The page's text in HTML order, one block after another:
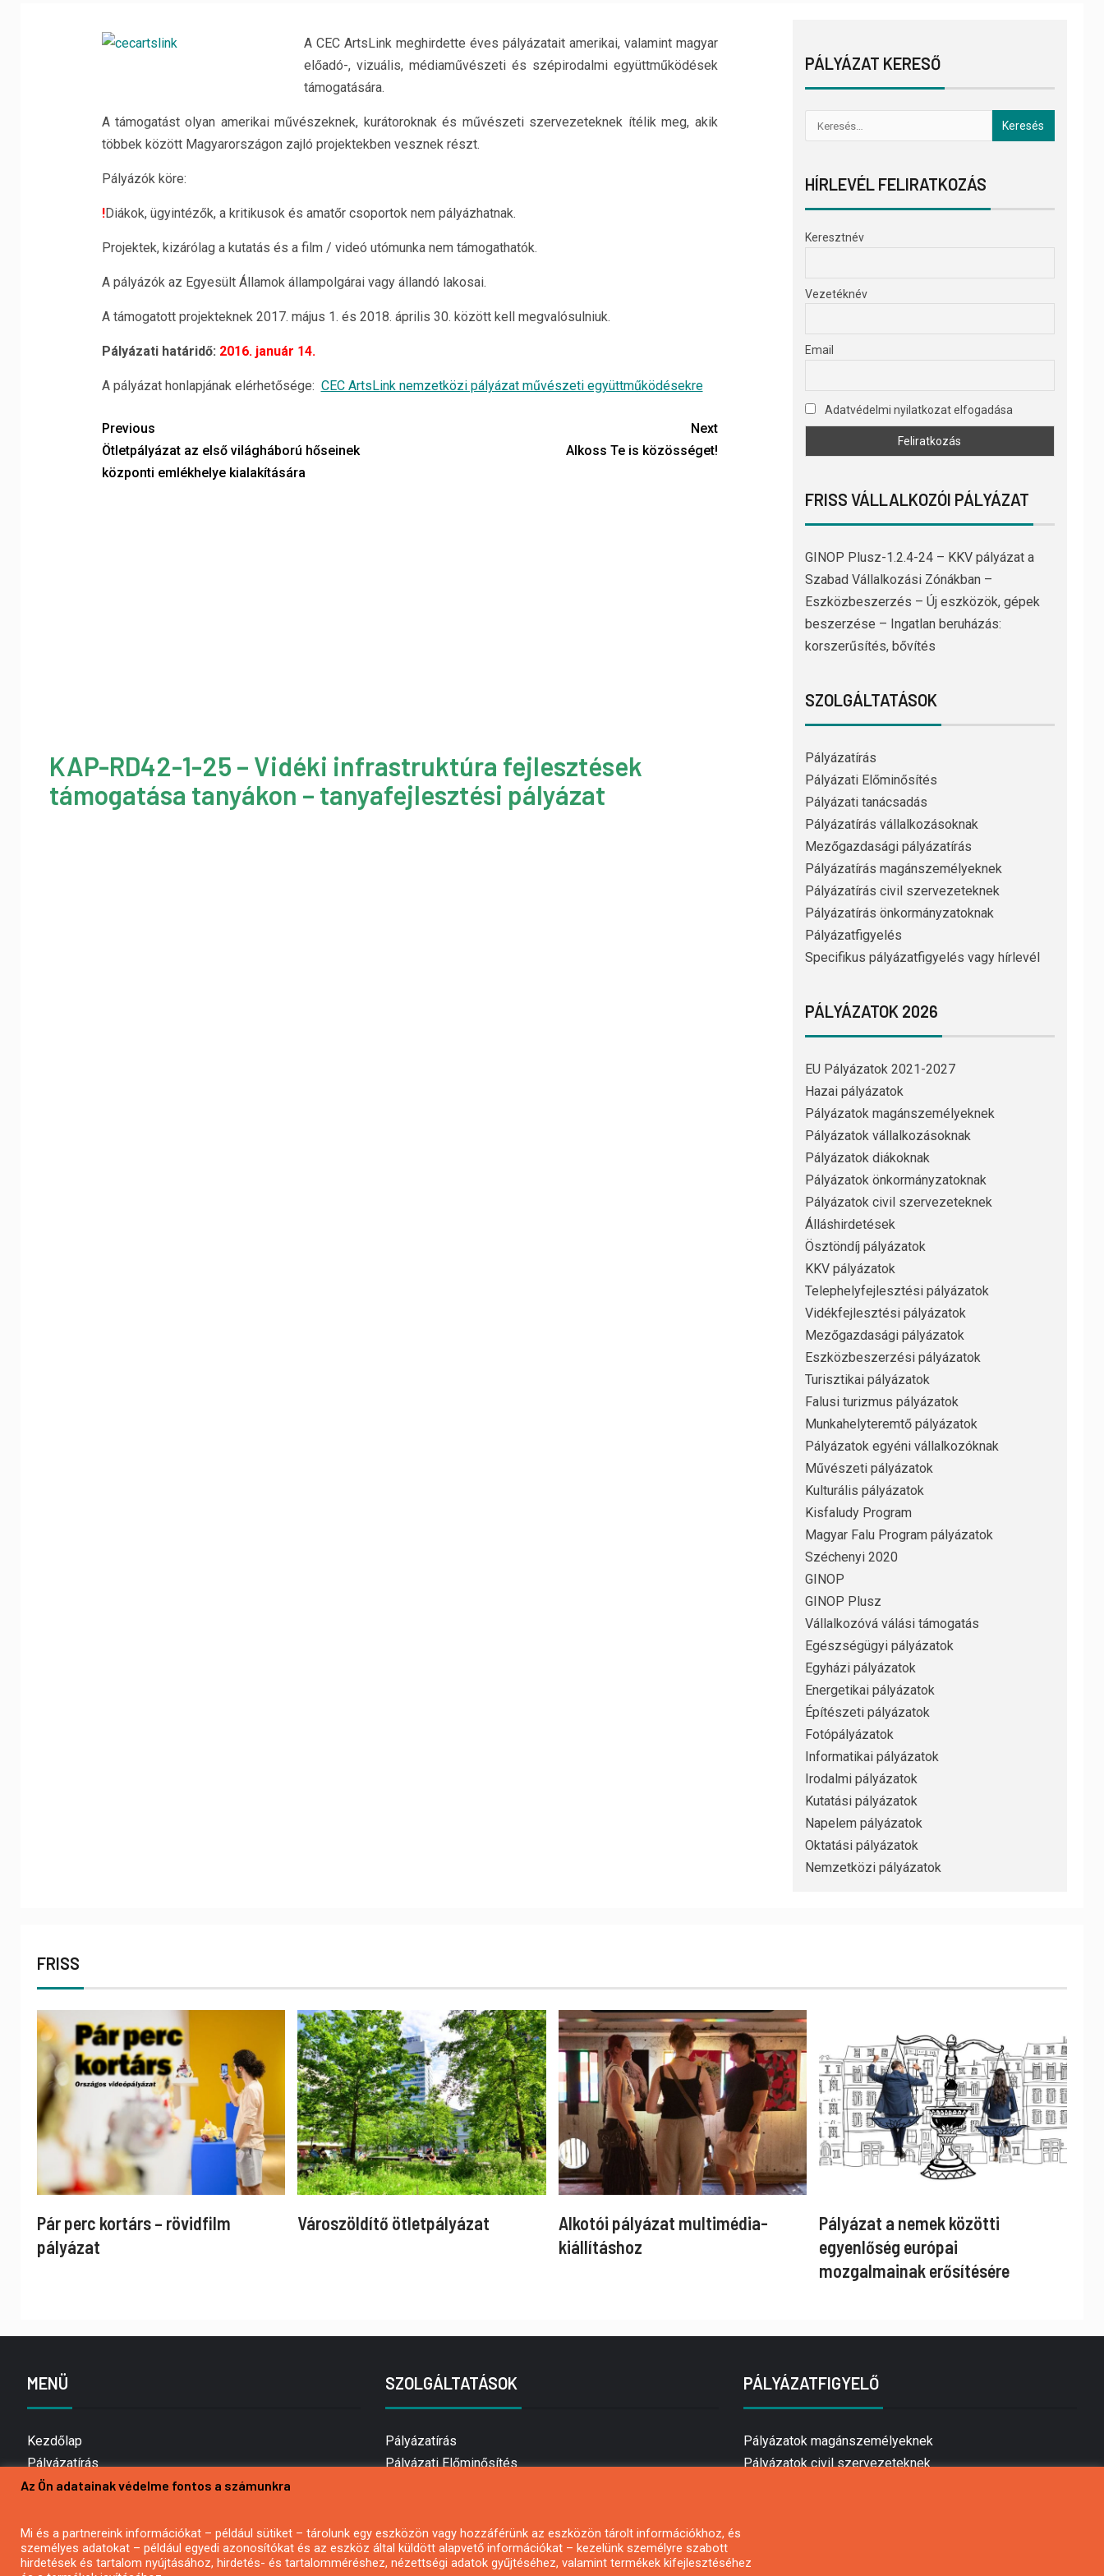
A CEC ArtsLink meghirdette éves pályázatait amerikai, valamint magyar
előadó-, vizuális, médiaművészeti és szépirodalmi együttműködések
támogatására.
A támogatást olyan amerikai művészeknek, kurátoroknak és művészeti szervezeteknek ítélik meg, akik
többek között Magyarországon zajló projektekben vesznek részt.
Pályázók köre:
!Diákok, ügyintézők, a kritikusok és amatőr csoportok nem pályázhatnak.
Projektek, kizárólag a kutatás és a film / videó utómunka nem támogathatók.
A pályázók az Egyesült Államok állampolgárai vagy állandó lakosai.
A támogatott projekteknek 2017. május 1. és 2018. április 30. között kell megvalósulniuk.
Pályázati határidő: 2016. január 14.
A pályázat honlapjának elérhetősége: CEC ArtsLink nemzetközi pályázat művészeti együttműködésekre
Previous
Ötletpályázat az első világháború hőseinek
központi emlékhelye kialakítására
Next
Alkoss Te is közösséget!
KAP-RD42-1-25 – Vidéki infrastruktúra fejlesztések
támogatása tanyákon – tanyafejlesztési pályázat
PÁLYÁZAT KERESŐ
HÍRLEVÉL FELIRATKOZÁS
Keresztnév
Vezetéknév
Email
Adatvédelmi nyilatkozat elfogadása
FRISS VÁLLALKOZÓI PÁLYÁZAT
GINOP Plusz-1.2.4-24 – KKV pályázat a
Szabad Vállalkozási Zónákban –
Eszközbeszerzés – Új eszközök, gépek
beszerzése – Ingatlan beruházás:
korszerűsítés, bővítés
SZOLGÁLTATÁSOK
Pályázatírás
Pályázati Előminősítés
Pályázati tanácsadás
Pályázatírás vállalkozásoknak
Mezőgazdasági pályázatírás
Pályázatírás magánszemélyeknek
Pályázatírás civil szervezeteknek
Pályázatírás önkormányzatoknak
Pályázatfigyelés
Specifikus pályázatfigyelés vagy hírlevél
PÁLYÁZATOK 2026
EU Pályázatok 2021-2027
Hazai pályázatok
Pályázatok magánszemélyeknek
Pályázatok vállalkozásoknak
Pályázatok diákoknak
Pályázatok önkormányzatoknak
Pályázatok civil szervezeteknek
Álláshirdetések
Ösztöndíj pályázatok
KKV pályázatok
Telephelyfejlesztési pályázatok
Vidékfejlesztési pályázatok
Mezőgazdasági pályázatok
Eszközbeszerzési pályázatok
Turisztikai pályázatok
Falusi turizmus pályázatok
Munkahelyteremtő pályázatok
Pályázatok egyéni vállalkozóknak
Művészeti pályázatok
Kulturális pályázatok
Kisfaludy Program
Magyar Falu Program pályázatok
Széchenyi 2020
GINOP
GINOP Plusz
Vállalkozóvá válási támogatás
Egészségügyi pályázatok
Egyházi pályázatok
Energetikai pályázatok
Építészeti pályázatok
Fotópályázatok
Informatikai pályázatok
Irodalmi pályázatok
Kutatási pályázatok
Napelem pályázatok
Oktatási pályázatok
Nemzetközi pályázatok
FRISS
Pár perc kortárs – rövidfilm
pályázat
Városzöldítő ötletpályázat
Alkotói pályázat multimédia-
kiállításhoz
Pályázat a nemek közötti
egyenlőség európai
mozgalmainak erősítésére
MENÜ
Kezdőlap
Pályázatírás
Bemutatkozás
Hírlevél feliratkozás
Impresszum
SZOLGÁLTATÁSOK
Pályázatírás
Pályázati Előminősítés
Mezőgazdasági pályázatírás
Pályázatírás magánszemélyeknek
PÁLYÁZATFIGYELŐ
Pályázatok magánszemélyeknek
Pályázatok civil szervezeteknek
Az Ön adatainak védelme fontos a számunkra
Mi és a partnereink információkat – például sütiket – tárolunk egy eszközön vagy hozzáférünk az eszközön tárolt információkhoz, és
személyes adatokat – például egyedi azonosítókat és az eszköz által küldött alapvető információkat – kezelünk személyre szabott
hirdetések és tartalom nyújtásához, hirdetés- és tartalomméréshez, nézettségi adatok gyűjtéséhez, valamint termékek kifejlesztéséhez